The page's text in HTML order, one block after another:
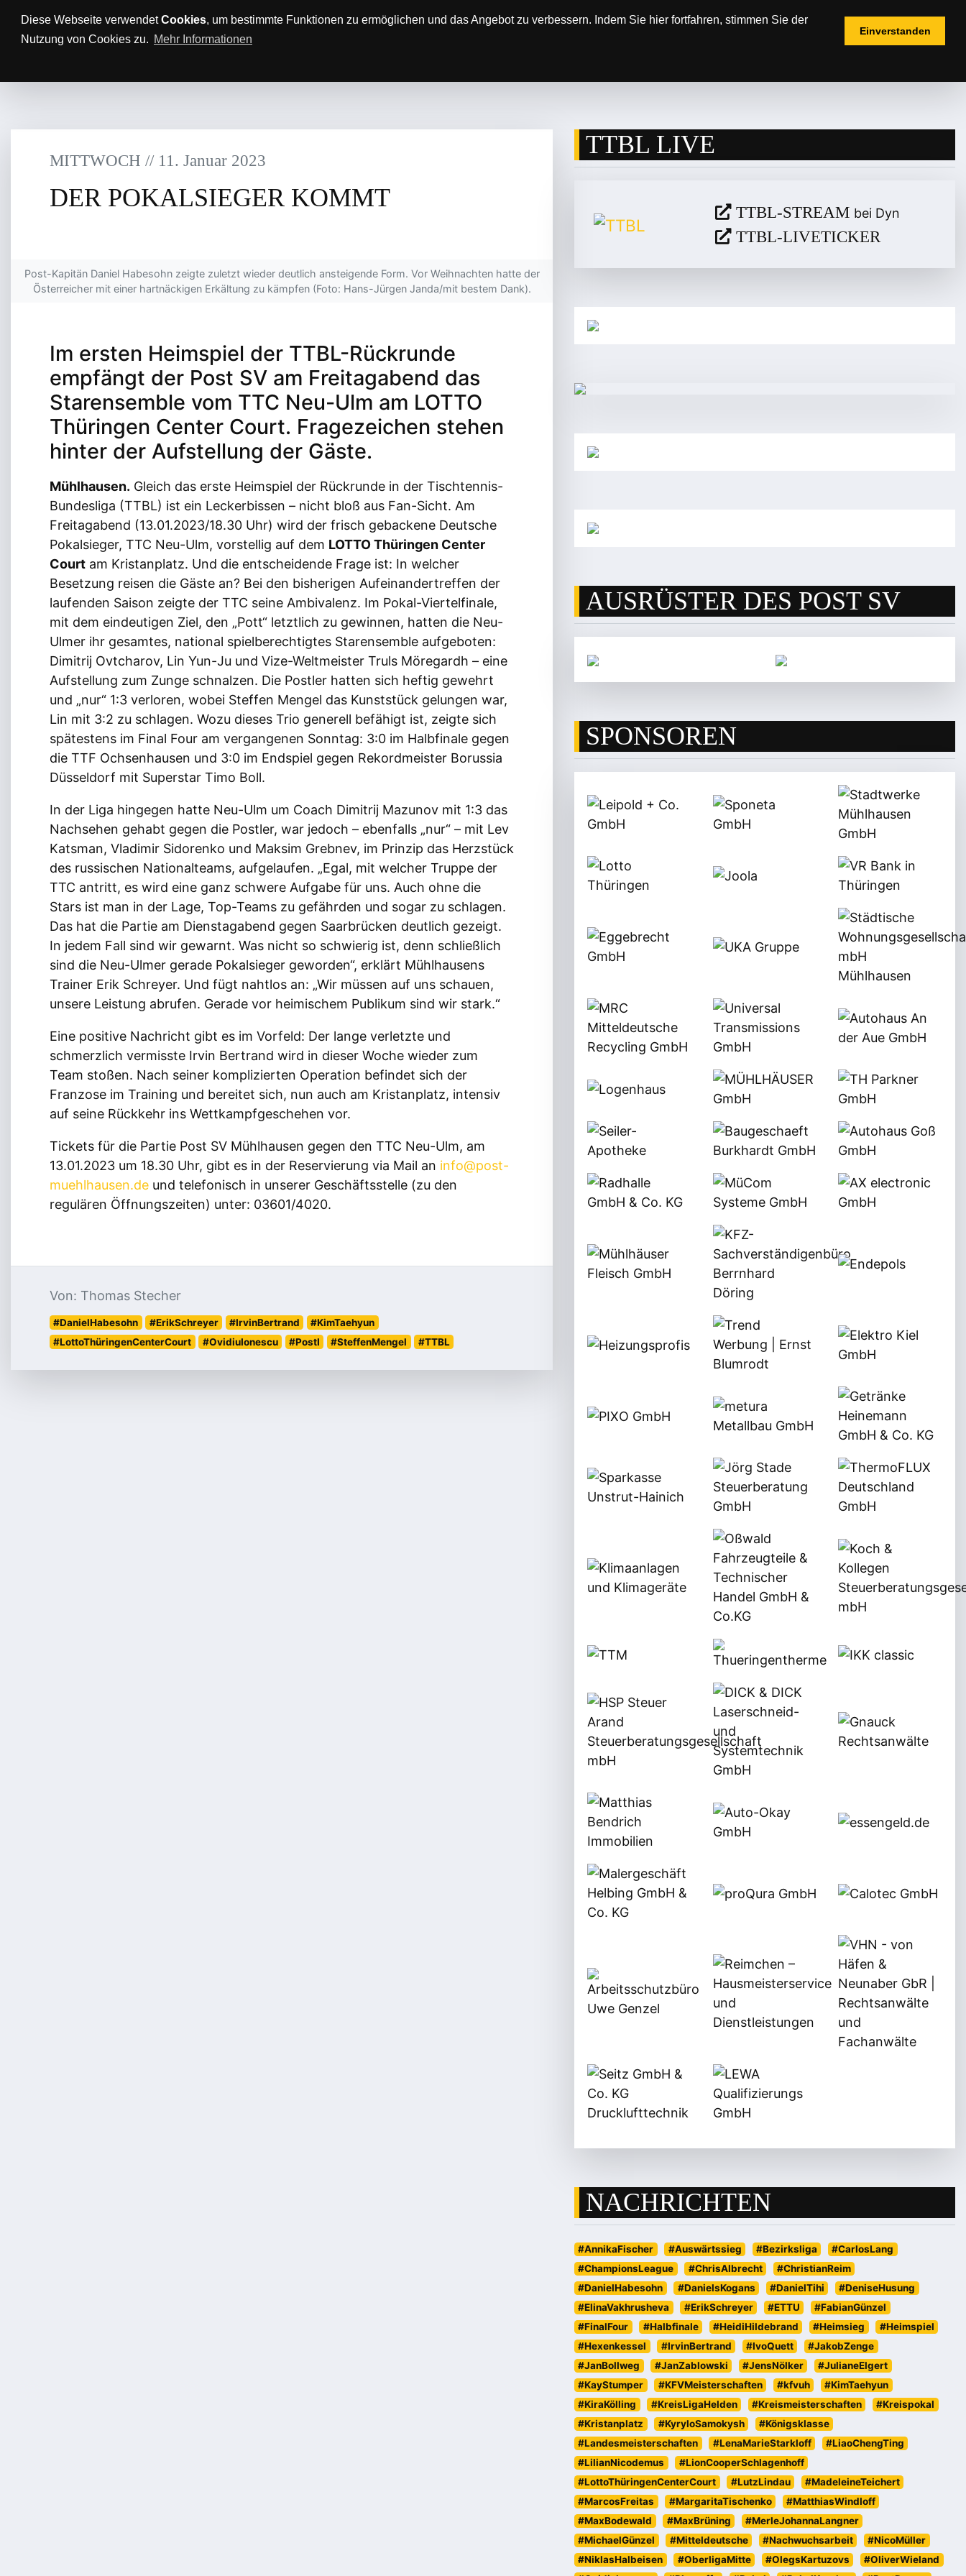
Diese Webseite verwendetCookies, um bestimmte Funktionen zu ermöglichen und das Angebot zu verbessern. Indem Sie hier fortfahren, stimmen Sie der
Nutzung von Cookies zu. Mehr Informationen
Einverstanden
Anfahrt/Parkplätze Impressum Datenschutz
MITTWOCH // 11. Januar 2023
DER POKALSIEGER KOMMT
Post-Kapitän Daniel Habesohn zeigte zuletzt wieder deutlich ansteigende Form. Vor Weihnachten hatte der
Österreicher mit einer hartnäckigen Erkältung zu kämpfen (Foto: Hans-Jürgen Janda/mit bestem Dank).
Im ersten Heimspiel der TTBL-Rückrunde
empfängt der Post SV am Freitagabend das
Starensemble vom TTC Neu-Ulm am LOTTO
Thüringen Center Court. Fragezeichen stehen
hinter der Aufstellung der Gäste.
Mühlhausen. Gleich das erste Heimspiel der Rückrunde in der Tischtennis-
Bundesliga (TTBL) ist ein Leckerbissen – nicht bloß aus Fan-Sicht. Am
Freitagabend (13.01.2023/18.30 Uhr) wird der frisch gebackene Deutsche
Pokalsieger, TTC Neu-Ulm, vorstellig auf dem LOTTO Thüringen Center
Court am Kristanplatz. Und die entscheidende Frage ist: In welcher
Besetzung reisen die Gäste an? Bei den bisherigen Aufeinandertreffen der
laufenden Saison zeigte der TTC seine Ambivalenz. Im Pokal-Viertelfinale,
mit dem eindeutigen Ziel, den „Pott“ letztlich zu gewinnen, hatten die Neu-
Ulmer ihr gesamtes, national spielberechtigtes Starensemble aufgeboten:
Dimitrij Ovtcharov, Lin Yun-Ju und Vize-Weltmeister Truls Möregardh – eine
Aufstellung zum Zunge schnalzen. Die Postler hatten sich heftig gewehrt
und „nur“ 1:3 verloren, wobei Steffen Mengel das Kunststück gelungen war,
Lin mit 3:2 zu schlagen. Wozu dieses Trio generell befähigt ist, zeigte sich
spätestens im Final Four am vergangenen Sonntag: 3:0 im Halbfinale gegen
die TTF Ochsenhausen und 3:0 im Endspiel gegen Rekordmeister Borussia
Düsseldorf mit Superstar Timo Boll.
In der Liga hingegen hatte Neu-Ulm um Coach Dimitrij Mazunov mit 1:3 das
Nachsehen gehabt gegen die Postler, war jedoch – ebenfalls „nur“ – mit Lev
Katsman, Vladimir Sidorenko und Maksim Grebnev, im Prinzip das Herzstück
des russischen Nationalteams, aufgelaufen. „Egal, mit welcher Truppe der
TTC antritt, es wird eine ganz schwere Aufgabe für uns. Auch ohne die
Stars ist man in der Lage, Top-Teams zu gefährden und sogar zu schlagen.
Das hat die Partie am Dienstagabend gegen Saarbrücken deutlich gezeigt.
In jedem Fall sind wir gewarnt. Was nicht so schwierig ist, denn schließlich
sind die Neu-Ulmer gerade Pokalsieger geworden“, erklärt Mühlhausens
Trainer Erik Schreyer. Und fügt nahtlos an: „Wir müssen auf uns schauen,
unsere Leistung abrufen. Gerade vor heimischem Publikum sind wir stark.“
Eine positive Nachricht gibt es im Vorfeld: Der lange verletzte und
schmerzlich vermisste Irvin Bertrand wird in dieser Woche wieder zum
Team stoßen. Nach seiner komplizierten Operation befindet sich der
Franzose im Training und bereitet sich, nun auch am Kristanplatz, intensiv
auf seine Rückkehr ins Wettkampfgeschehen vor.
Tickets für die Partie Post SV Mühlhausen gegen den TTC Neu-Ulm, am
13.01.2023 um 18.30 Uhr, gibt es in der Reservierung via Mail an info@post-
muehlhausen.de und telefonisch in unserer Geschäftsstelle (zu den
regulären Öffnungszeiten) unter: 03601/4020.
Von: Thomas Stecher
#DanielHabesohn #ErikSchreyer #IrvinBertrand
#KimTaehyun
#LottoThüringenCenterCourt
#OvidiuIonescu #PostI #SteffenMengel #TTBL
TTBL LIVE
TTBL-STREAM bei Dyn
TTBL-LIVETICKER
AUSRÜSTER DES POST SV
SPONSOREN
NACHRICHTEN
#AnnikaFischer #Auswärtssieg #Bezirksliga
#CarlosLang
#ChampionsLeague
#ChrisAlbrecht
#ChristianReim
#DanielHabesohn
#DanielsKogans #DanielTihi
#DeniseHusung
#ElinaVakhrusheva
#ErikSchreyer #ETTU
#FabianGünzel
#FinalFour
#Halbfinale #HeidiHildebrand #Heimsieg
#Heimspiel
#Hexenkessel
#IrvinBertrand #IvoQuett
#JakobZenge
#JanBollweg
#JanZablowski #JensNölker
#JulianeElgert
#KayStumper
#KFVMeisterschaften #kfvuh
#KimTaehyun
#KiraKölling
#KreisLigaHelden #Kreismeisterschaften
#Kreispokal
#Kristanplatz
#KyryloSamokysh
#Königsklasse
#Landesmeisterschaften
#LenaMarieStarkloff
#LiaoChengTing
#LilianNicodemus
#LionCooperSchlagenhoff
#LottoThüringenCenterCourt
#LutzLindau
#MadeleineTeichert
#MarcosFreitas
#MargaritaTischenko
#MatthiasWindloff
#MaxBodewald
#MaxBrüning
#MerleJohannaLangner
#MichaelGünzel
#Mitteldeutsche #Nachwuchsarbeit
#NicoMüller
#NiklasHalbeisen
#OberligaMitte #OlegsKartuzovs
#OliverWieland